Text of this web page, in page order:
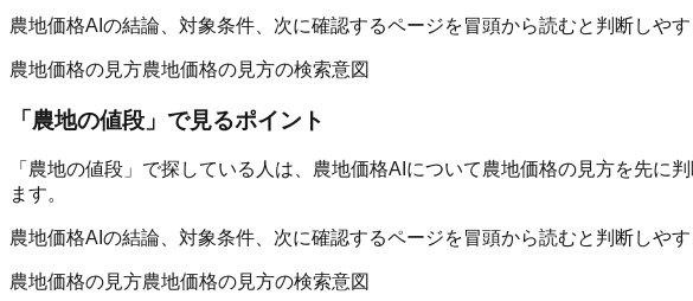
農地価格AIの結論、対象条件、次に確認するページを冒頭から読むと判断しやす
農地価格の見方農地価格の見方の検索意図
「農地の値段 」で見るポイント
「農地の値段」で探している人は、農地価格AIについて農地価格の見方を先
ます。
農地価格AIの結論、対象条件、次に確認するページを冒頭から読むと判断しやす
農地価格の見方農地価格の見方の検索意図